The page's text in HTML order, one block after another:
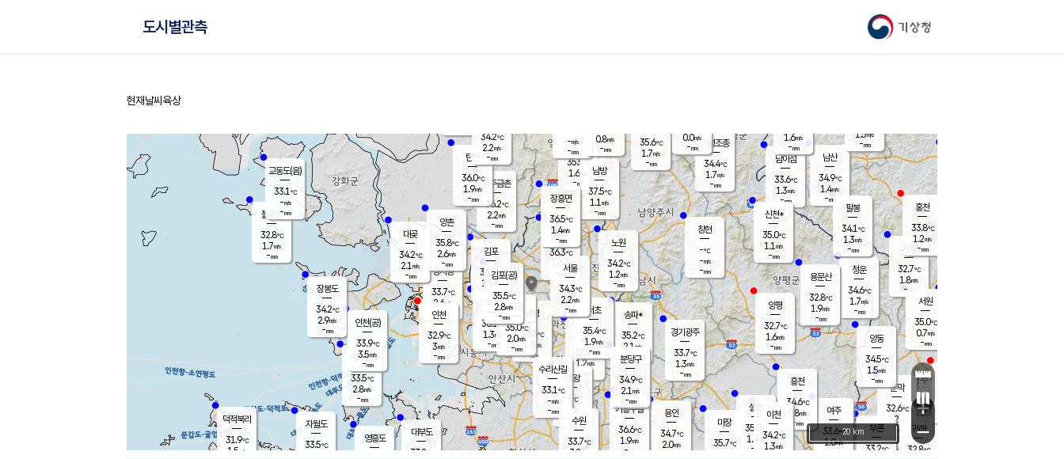
기상청
도시별관측
홈
현재날씨 육상
문막
32.6℃
2.2m/s
mm
남이섬
33.6℃
1.3m/s
-mm
무의도
33.5℃
2.8m/s
-mm
영흥도
볼음도
32.8℃
1.7m/s
-mm
자월도
33.5℃
양주
35.5℃
1.6
-mm
부론
33.2℃
과천
32.9℃
1.2m/s
- mm
남산
34.9℃
1.4m/s
-mm
장봉도
34.2℃
2.9m/s
-mm
청운
34.6℃
1.7m/s
-mm
팔봉
34.1℃
1.3m/s
-mm
용인
34.7℃
2.0m/s
여주
33.6℃
1.0m/s
양동
34.5℃
1.5m/s
-mm
경기광주
33.7℃
1.3m/s
-mm
1.6m/s
-mm
대부도
33.8
경서동
33.7℃
2.6 m/s
-mm
파주금촌
36.2℃
2.2m/s
-mm
가평조종
34.4℃
1.7m/s
-mm
35.6℃
1.7m/s
-mm
대곶
34.2℃
2.1 m/s
-mm
신천*
35.0℃
1.1 m/s
-mm
창현
-℃
-m/s
-mm
탄현
36.0℃
1.9m/s
-mm
0.0m/s
-mm
흥천
34.6℃
0.8m/s
-mm
마장
35.7℃
의왕
- ℃
m/s
mm
김포
36.5℃
1.1 m/s
mm
설봉
35.0
1.4 m/s
- mm
광명
33.8 ℃
1.3 m/s
-mm
부천
36.1℃
1.3m/s
-mm
양촌
35.8℃
2.6m/s
-mm
구로
35.0℃
2.0m/s
-mm
은평
36.3℃
1.6 m/s
- mm
노원
34.2℃
1.2m/s
-mm
송파*
35.2℃
2.1 m/s
-mm
서초
35.4℃
1.9m/s
-mm
남방
37.5℃
1.1 m/s
-mm
기흥구갈
36.6℃
1.9m/s
-
수리산길
33.1℃
-m/s
-mm
분당구
34.9℃
2.1 m/s
-mm
장흥면
36.5℃
1.4m/s
-mm
-m/s
-mm
시동
32.7℃
1.8m/s
- mm
귀래
32.8℃
서원
35.0℃
0.7m/s
-mm
용문산
32.8℃
1.9m/s
-mm
덕적북리
31.9℃
1.5 m/s
인천(공)
33.9℃
3.5m/s
-mm
김포(공)
35.5℃
2.8m/s
-mm
교동도(음)
33.1℃
-m/s
-mm
홍천
33.8℃
1.2m/s
-mm
이천
34.2℃
1.3m/s
양평
32.7℃
1.6m/s
-mm
수원
33.7℃
3.2 m/s
인천
32.9℃
3m/s
-mm
서울
34.3℃
2.2m/s
-mm
1.5m/s
-mm
34.2℃
2.2m/s
-mm
0.8m/s
-mm
+
−
20 km